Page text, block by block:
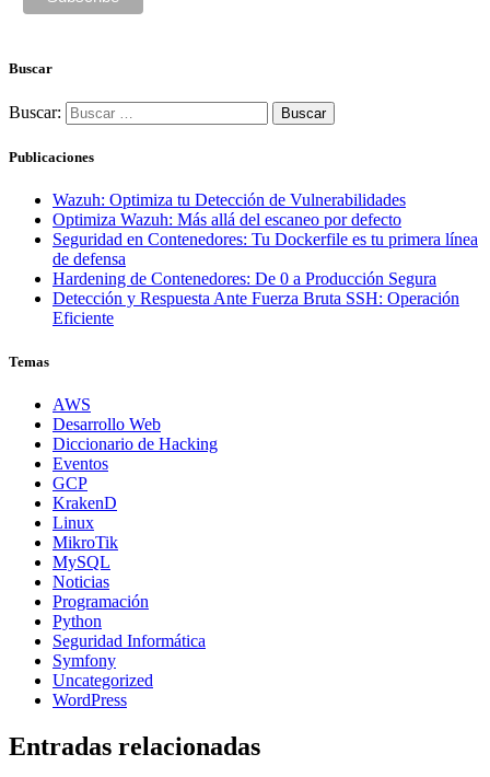
Buscar
Buscar:
Publicaciones
Wazuh: Optimiza tu Detección de Vulnerabilidades
Optimiza Wazuh: Más allá del escaneo por defecto
Seguridad en Contenedores: Tu Dockerfile es tu primera línea
de defensa
Hardening de Contenedores: De 0 a Producción Segura
Detección y Respuesta Ante Fuerza Bruta SSH: Operación
Eficiente
Temas
AWS
Desarrollo Web
Diccionario de Hacking
Eventos
GCP
KrakenD
Linux
MikroTik
MySQL
Noticias
Programación
Python
Seguridad Informática
Symfony
Uncategorized
WordPress
Entradas relacionadas